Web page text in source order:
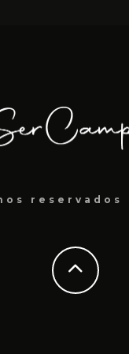
reservados